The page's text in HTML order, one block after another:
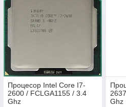
Процесор Intel Core I7-
2600 / FCLGA1155 / 3.4
Ghz
Ghz